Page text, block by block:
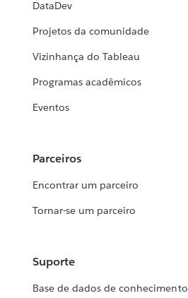
DataDev
Projetos da comunidade
Vizinhança do Tableau
Programas acadêmicos
Eventos
Parceiros
Encontrar um parceiro
Tornar-se um parceiro
Suporte
Base de dados de conhecimento